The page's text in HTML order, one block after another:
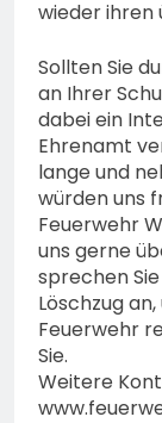
wieder ihren
Sollten Sie
an Ihrer
dabei ein
Ehrenamt
lange und
würden uns
Feuerwehr
uns gerne
sprechen
Löschzug
Feuerwehr
Sie.
Weitere